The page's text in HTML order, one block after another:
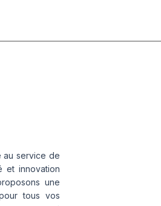
au service de
et innovation
une
tous vos